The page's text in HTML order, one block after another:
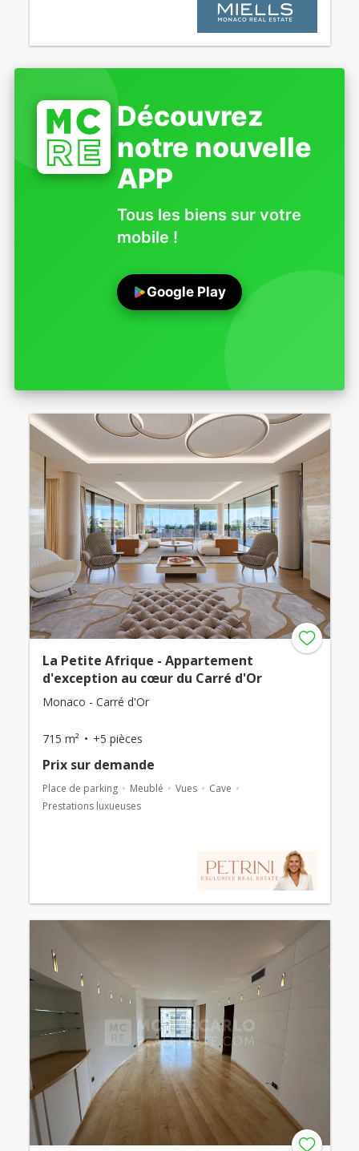
Découvrez
notre nouvelle
APP
Tous les biens sur votre
mobile !
Google Play
La Petite Afrique - Appartement
d'exception au cœur du Carré d'Or
Monaco - Carré d'Or
715 m² +5 pièces
Prix ​​sur demande
Place de parking Meublé Vues
Cave
Prestations luxueuses